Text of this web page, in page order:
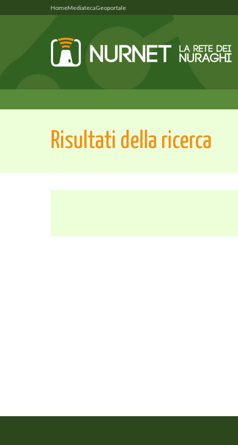
HomeMediatecaGeoportale
Risultati della ricerca